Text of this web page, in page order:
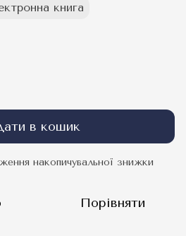
книга
в кошик
накопичувальної знижки
Порівняти